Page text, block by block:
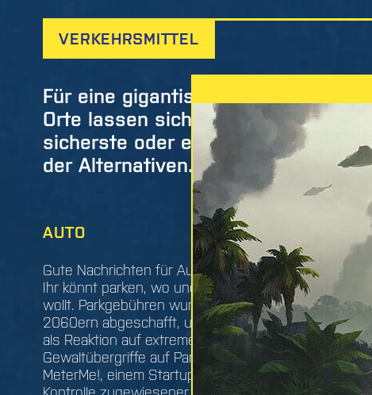
VERKEHRSMITTEL
Für eine gigantische moderne
Orte lassen sich zu Fuß erreichen.
sicherste oder eleganteste Art der
der Alternativen.
AUTO
Gute Nachrichten für Autobesitzer:
Ihr könnt parken, wo und solange ihr
wollt. Parkgebühren wurden in den
2060ern abgeschafft, unter anderem
als Reaktion auf extreme
Gewaltübergriffe auf Partner von
MeterMe!, einem Startup für die
NCART
NCART,
schnell
Viele
er die
ist,
Das